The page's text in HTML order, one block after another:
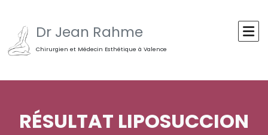
Dr Jean Rahme
Chirurgien et Médecin Esthétique à Valence
RÉSULTAT LIPOSUCCION